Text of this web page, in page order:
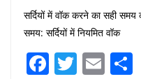
सर्दियों में वॉक करने का सही समय
समय: सर्दियों में नियमित वॉक
F T E